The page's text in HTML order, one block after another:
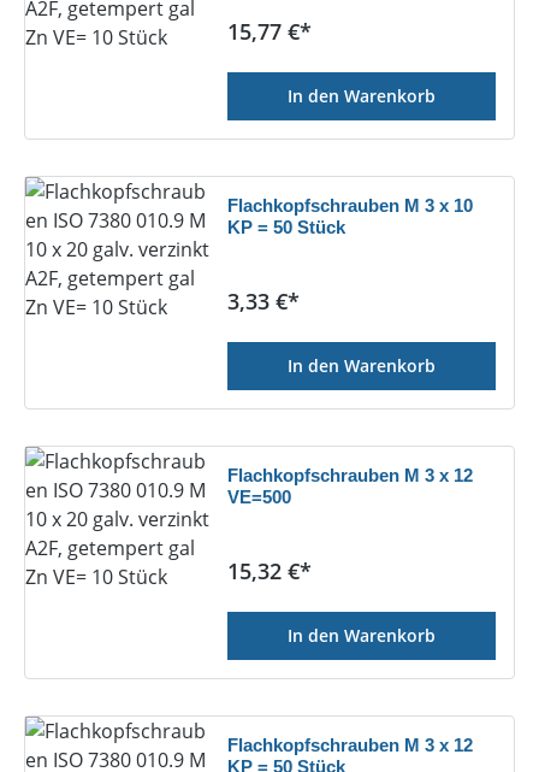
Regulärer Preis:
15,77 €*
In den Warenkorb
Flachkopfschrauben M 3 x 10
KP = 50 Stück
Regulärer Preis:
3,33 €*
In den Warenkorb
Flachkopfschrauben M 3 x 12
VE=500
Regulärer Preis:
15,32 €*
In den Warenkorb
Flachkopfschrauben M 3 x 12
KP = 50 Stück